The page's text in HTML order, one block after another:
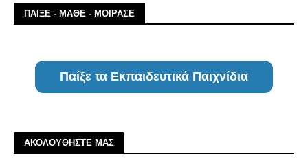
ΠΑΙΞΕ - ΜΑΘΕ - ΜΟΙΡΑΣΕ
Παίξε τα Εκπαιδευτικά Παιχνίδια
ΑΚΟΛΟΥΘΗΣΤΕ ΜΑΣ